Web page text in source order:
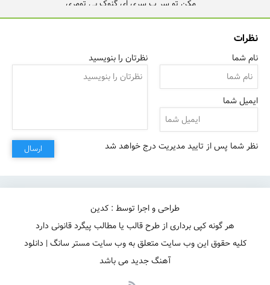
وارته من صد بر کسم جاها تئی کس نگری
نظرات
نام شما
ایمیل شما
نظرتان را بنویسید
نظر شما پس از تایید مدیریت درج خواهد شد ارسال
طراحی و اجرا توسط : کدین
هر گونه کپی برداری از طرح قالب یا مطالب پیگرد قانونی دارد
کلیه حقوق این وب سایت متعلق به وب سایت مستر سانگ | دانلود
آهنگ جدید می باشد